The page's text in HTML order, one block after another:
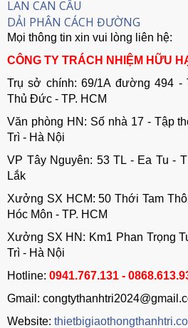
LAN CAN CẦU
DẢI PHÂN CÁCH ĐƯỜNG
Mọi thông tin xin vui lòng liên hệ:
CÔNG TY TRÁCH NHIỆM HỮU
Trụ sở chính: 69/1A đường 494 -
Thủ Đức - TP. HCM
Văn phòng HN: Số nhà 17 - Tập
Trì - Hà Nội
VP Tây Nguyên: 53 TL - Ea Tu -
Lắk
Xưởng SX HCM: 50 Thới Tam
Hóc Môn - TP. HCM
Xưởng SX HN: Km1 Phan Trọng
Trì - Hà Nội
Hotline: 0941.767.131 -
Gmail:
Website: